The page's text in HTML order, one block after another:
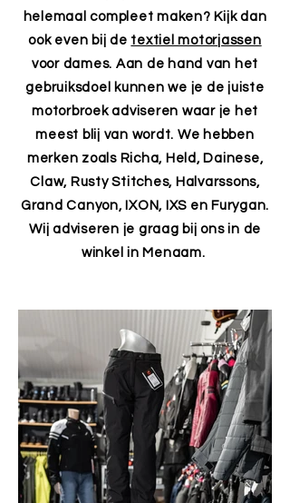
helemaal compleet maken? Kijk dan
ook even bij de textiel motorjassen
voor dames. Aan de hand van het
gebruiksdoel kunnen we je de juiste
motorbroek adviseren waar je het
meest blij van wordt. We hebben
merken zoals Richa, Held, Dainese,
Claw, Rusty Stitches, Halvarssons,
Grand Canyon, IXON, IXS en Furygan.
Wij adviseren je graag bij ons in de
winkel in Menaam.